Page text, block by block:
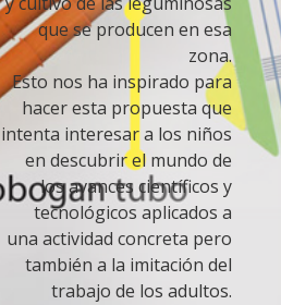
que se producen en esa
zona.
Esto nos ha inspirado para
hacer esta propuesta que
intenta interesar a los niños
en descubrir el mundo de
los avances científicos y
tecnológicos aplicados a
una actividad concreta pero
también a la imitación del
trabajo de los adultos.